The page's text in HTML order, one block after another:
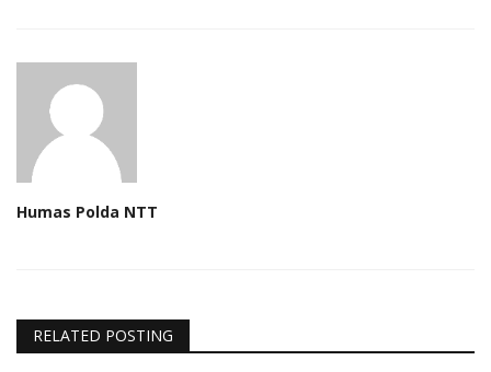
Humas Polda NTT
RELATED POSTING